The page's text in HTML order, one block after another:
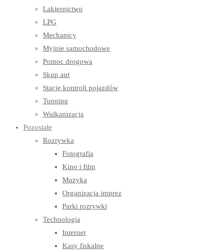
Lakiernictwo
LPG
Mechanicy
Myjnie samochodowe
Pomoc drogowa
Skup aut
Stacje kontroli pojazdów
Tunning
Wulkanizacja
Pozostałe
Rozrywka
Fotografia
Kino i film
Muzyka
Organizacja imprez
Parki rozrywki
Technologia
Internet
Kasy fiskalne